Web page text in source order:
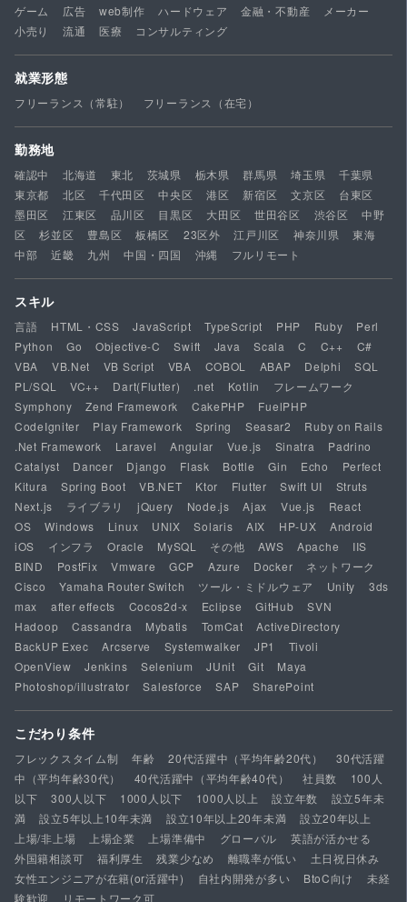
ゲーム
広告 web制作 ハードウェア 金融・不動産
メーカー
小売り
流通 医療 コンサルティング
就業形態
フリーランス（常駐） フリーランス（在宅）
勤務地
確認中 北海道 東北 茨城県 栃木県 群馬県 埼玉県
千葉県
東京都
北区 千代田区 中央区 港区 新宿区 文京区
台東区
墨田区
江東区 品川区 目黒区 大田区 世田谷区 渋谷区
中野
区
杉並区 豊島区 板橋区 23区外 江戸川区 神奈川県
東海
中部
近畿 九州 中国・四国 沖縄 フルリモート
スキル
言語 HTML・CSS JavaScript TypeScript PHP Ruby
Perl
Python
Go Objective-C Swift Java Scala C C++
C#
VBA
VB.Net VB Script VBA COBOL ABAP Delphi
SQL
PL/SQL
VC++ Dart(Flutter) .net Kotlin
フレームワーク
Symphony
Zend Framework CakePHP
FuelPHP
CodeIgniter
Play Framework Spring Seasar2
Ruby on Rails
.Net Framework
Laravel Angular Vue.js Sinatra
Padrino
Catalyst
Dancer Django Flask Bottle Gin Echo
Perfect
Kitura
Spring Boot VB.NET Ktor Flutter Swift UI
Struts
Next.js
ライブラリ jQuery Node.js Ajax Vue.js
React
OS
Windows Linux UNIX Solaris AIX HP-UX
Android
iOS
インフラ Oracle MySQL その他 AWS Apache
IIS
BIND
PostFix Vmware GCP Azure Docker
ネットワーク
Cisco
Yamaha Router Switch ツール・ミドルウェア Unity
3ds
max
after effects Cocos2d-x Eclipse GitHub
SVN
Hadoop
Cassandra Mybatis TomCat
ActiveDirectory
BackUP Exec
Arcserve Systemwalker JP1
Tivoli
OpenView
Jenkins Selenium JUnit Git
Maya
Photoshop/illustrator
Salesforce SAP SharePoint
こだわり条件
フレックスタイム制 年齢 20代活躍中（平均年齢20代）
30代活躍
中（平均年齢30代）
40代活躍中（平均年齢40代） 社員数
100人
以下
300人以下 1000人以下 1000人以上 設立年数
設立5年未
満
設立5年以上10年未満 設立10年以上20年未満
設立20年以上
上場/非上場
上場企業 上場準備中 グローバル
英語が活かせる
外国籍相談可
福利厚生 残業少なめ 離職率が低い
土日祝日休み
女性エンジニアが在籍(or活躍中)
自社内開発が多い BtoC向け
未経
験歓迎
リモートワーク可